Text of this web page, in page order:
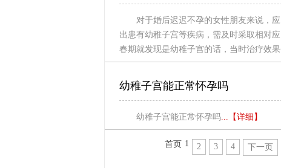
对于婚后迟迟不孕的女性朋友来说，
出患有幼稚子宫等疾病，需及时采取相对
春期就发现是幼稚子宫的话，当时治疗效
幼稚子宫能正常怀孕吗
幼稚子宫能正常怀孕吗...【详细】
首页 1 2 3 4 下一页